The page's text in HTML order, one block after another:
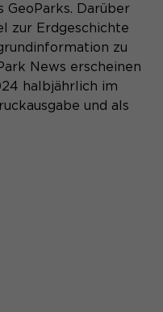
Darüber
zur Erdgeschichte
zu
News erscheinen
halbjährlich im
und als